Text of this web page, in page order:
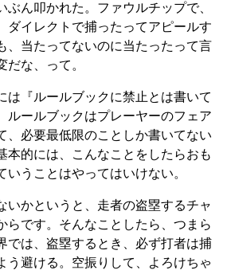
ぶん叩かれた。ファウルチップで、
ダイレクトで捕ったってアピールす
、当たってないのに当たったって言
だな、って。
『ルールブックに禁止とは書いて
ルールブックはプレーヤーのフェア
、必要最低限のことしか書いてない
本的には、こんなことをしたらおも
いうことはやってはいけない。
かというと、走者の盗塁するチャ
らです。そんなことしたら、つまら
では、盗塁するとき、必ず打者は捕
う避ける。空振りして、よろけちゃ